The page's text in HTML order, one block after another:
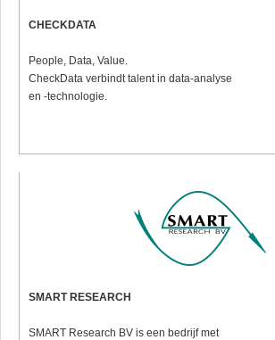
CHECKDATA
People, Data, Value.
CheckData verbindt talent in data-analyse
en -technologie.
SMART RESEARCH
SMART Research BV is een bedrijf met